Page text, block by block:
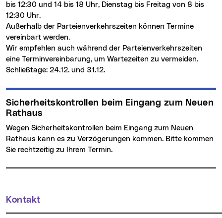
bis 12:30 und 14 bis 18 Uhr, Dienstag bis Freitag von 8 bis
12:30 Uhr.
Außerhalb der Parteienverkehrszeiten können Termine
vereinbart werden.
Wir empfehlen auch während der Parteienverkehrszeiten
eine Terminvereinbarung, um Wartezeiten zu vermeiden.
Schließtage: 24.12. und 31.12.
Sicherheitskontrollen beim Eingang zum Neuen
Rathaus
Wegen Sicherheitskontrollen beim Eingang zum Neuen
Rathaus kann es zu Verzögerungen kommen. Bitte kommen
Sie rechtzeitig zu Ihrem Termin.
Weitere Informationen
Kontakt